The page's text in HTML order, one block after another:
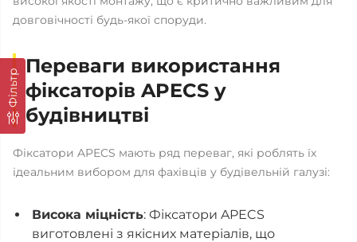
Фільтр
довговічності будь-якої споруди.
Переваги використання
фіксаторів APECS у
будівництві
Фіксатори APECS мають ряд переваг, які роблять їх
ідеальним вибором для фахівців у будівельній галузі:
Висока міцність: Фіксатори APECS
виготовлені з якісних матеріалів, що